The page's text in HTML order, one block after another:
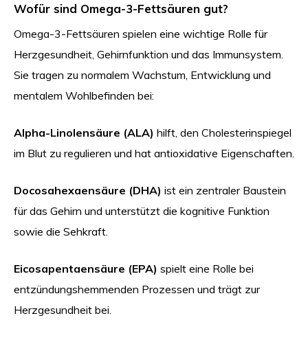
Wofür sind Omega-3-Fettsäuren gut?
Omega-3-Fettsäuren spielen eine wichtige Rolle für
Herzgesundheit, Gehirnfunktion und das Immunsystem.
Sie tragen zu normalem Wachstum, Entwicklung und
mentalem Wohlbefinden bei:
Alpha-Linolensäure (ALA) hilft, den Cholesterinspiegel
im Blut zu regulieren und hat antioxidative Eigenschaften.
Docosahexaensäure (DHA) ist ein zentraler Baustein
für das Gehirn und unterstützt die kognitive Funktion
sowie die Sehkraft.
Eicosapentaensäure (EPA) spielt eine Rolle bei
entzündungshemmenden Prozessen und trägt zur
Herzgesundheit bei.